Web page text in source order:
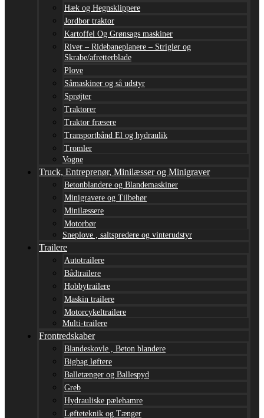
Hæk og Hegnsklippere
Jordbor traktor
Kartoffel Og Grønsags maskiner
River – Ridebaneplanere – Strigler og
Skrabe/afretterblade
Plove
Såmaskiner og så udstyr
Sprøjter
Traktorer
Traktor fræsere
Transportbånd El og hydraulik
Tromler
Vogne
Truck, Entreprenør, Minilæsser og Minigraver
Betonblandere og Blandemaskiner
Minigravere og Tilbehør
Minilæssere
Motorbør
Sneplove , saltspredere og vinterudstyr
Trailere
Autotrailere
Bådtrailere
Hobbytrailere
Maskin trailere
Motorcykeltrailere
Multi-trailere
Frontredskaber
Blandeskovle , Beton blandere
Bigbag løftere
Balletænger og Ballespyd
Greb
Hydrauliske pælehamre
Løfteteknik og Tænger